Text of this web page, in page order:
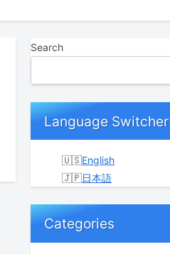
Search
Language Switcher
English
日本語
Categories